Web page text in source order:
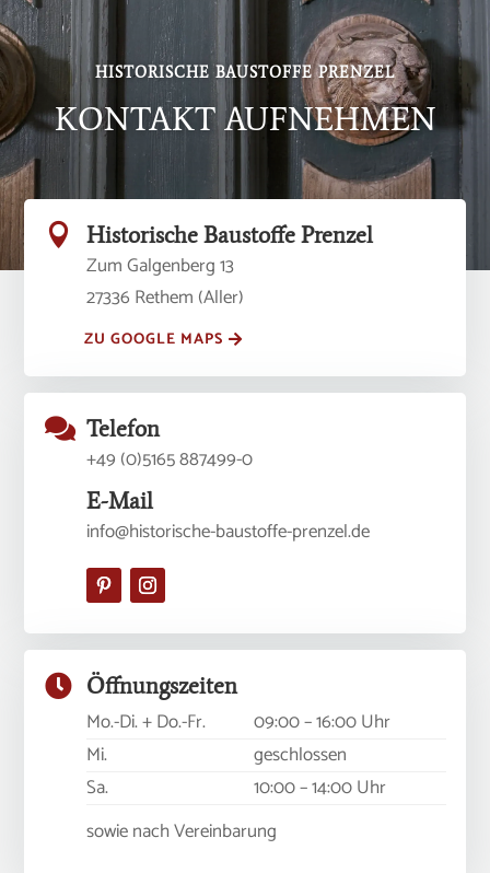
HISTORISCHE BAUSTOFFE PRENZEL
KONTAKT AUFNEHMEN
 Historische Baustoffe Prenzel
Zum Galgenberg 13
27336 Rethem (Aller)
ZU GOOGLE MAPS
 Telefon
+49 (0)5165 887499-0
E-Mail
info@historische-baustoffe-prenzel.de
 Öffnungszeiten
Mo.-Di. + Do.-Fr.
09:00 – 16:00 Uhr
Mi.
geschlossen
Sa.
10:00 – 14:00 Uhr
sowie nach Vereinbarung